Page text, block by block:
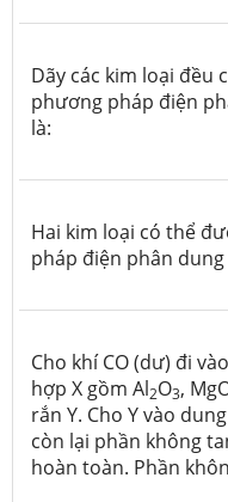
Dãy các kim loại đều
phương pháp điện
là:
Hai kim loại có thể
pháp điện phân
Cho khí CO (dư) đi
hợp X gồm Al2O3,
rắn Y. Cho Y vào
còn lại phần không
hoàn toàn. Phần